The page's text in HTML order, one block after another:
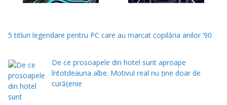
5 titluri legendare pentru PC care au marcat copilăria anilor ’90
De ce prosoapele din hotel sunt aproape
întotdeauna albe. Motivul real nu ține doar de
curățenie